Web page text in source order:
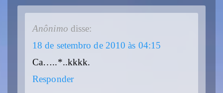
Anônimo disse:
18 de setembro de 2010 às 04:15
Ca…..*..kkkk.
Responder